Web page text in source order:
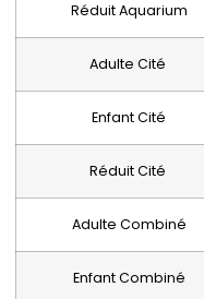
Réduit Aquarium
Adulte Cité
Enfant Cité
Réduit Cité
Adulte Combiné
Enfant Combiné